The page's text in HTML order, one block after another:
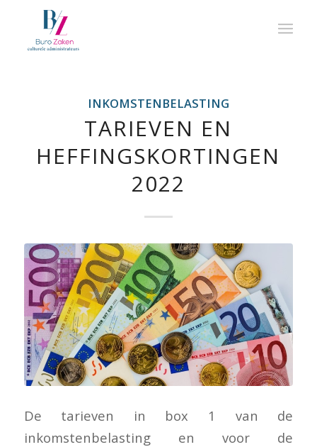
INKOMSTENBELASTING
TARIEVEN EN
HEFFINGSKORTINGEN
2022
De tarieven in box 1 van de
inkomstenbelasting en voor de